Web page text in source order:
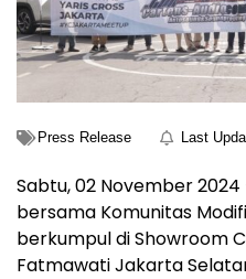
Press Release Last
Sabtu, 02 November
bersama Komunitas
berkumpul di Showroom
Fatmawati Jakarta